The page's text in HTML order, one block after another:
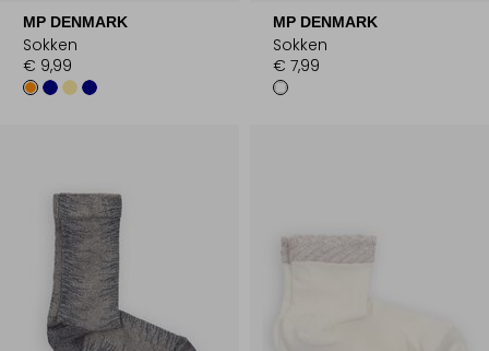
MP DENMARK
Sokken
€ 9,99
MP DENMARK
Sokken
€ 7,99